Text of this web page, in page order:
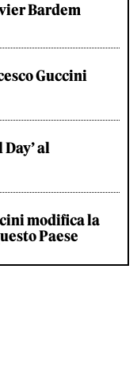
Bardem
Guccini
al
modifica la
Paese